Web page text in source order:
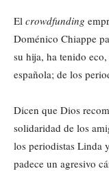
El crowdfunding
Doménico Chiappe
su hija, ha tenido
española; de los
Dicen que Dios
solidaridad de los
los periodistas Linda
padece un agresivo